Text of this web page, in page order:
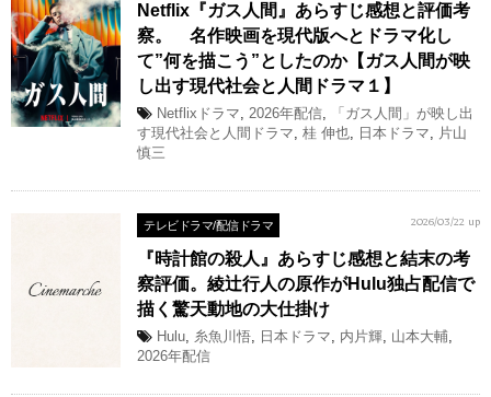
Netflix『ガス人間』あらすじ感想と評価考
察。 名作映画を現代版へとドラマ化し
て”何を描こう”としたのか【ガス人間が映
し出す現代社会と人間ドラマ１】
Netflixドラマ, 2026年配信,
「ガス人間」が映し出
す現代社会と人間ドラマ, 桂 伸也, 日本ドラマ, 片山
慎三
テレビドラマ/配信ドラマ 2026/03/22 up
『時計館の殺人』あらすじ感想と結末の考
察評価。綾辻行人の原作がHulu独占配信で
描く驚天動地の大仕掛け
Hulu, 糸魚川悟, 日本ドラマ, 内片輝, 山本大輔,
2026年配信